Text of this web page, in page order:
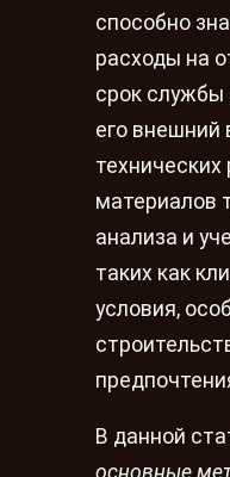
способно
расходы на
срок службы
его внешний
материалов
анализа и
таких как
условия,
В данной